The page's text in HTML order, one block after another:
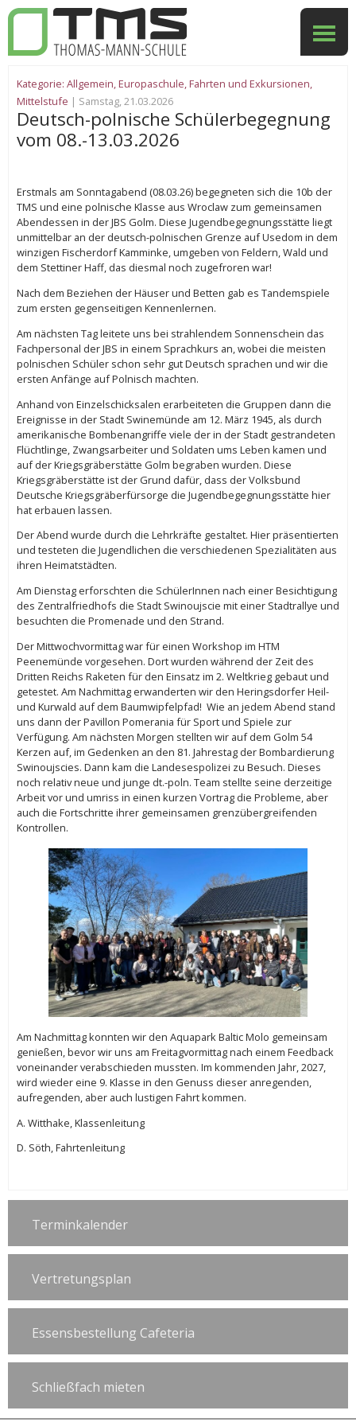
Kategorie: Allgemein,Europaschule,Fahrten und Exkursionen,
Mittelstufe | Samstag, 21.03.2026
Deutsch-polnische Schülerbegegnung
vom 08.-13.03.2026
Erstmals am Sonntagabend (08.03.26) begegneten sich die 10b der
TMS und eine polnische Klasse aus Wroclaw zum gemeinsamen
Abendessen in der JBS Golm. Diese Jugendbegegnungsstätte liegt
unmittelbar an der deutsch-polnischen Grenze auf Usedom in dem
winzigen Fischerdorf Kamminke, umgeben von Feldern, Wald und
dem Stettiner Haff, das diesmal noch zugefroren war!
Nach dem Beziehen der Häuser und Betten gab es Tandemspiele
zum ersten gegenseitigen Kennenlernen.
Am nächsten Tag leitete uns bei strahlendem Sonnenschein das
Fachpersonal der JBS in einem Sprachkurs an, wobei die meisten
polnischen Schüler schon sehr gut Deutsch sprachen und wir die
ersten Anfänge auf Polnisch machten.
Anhand von Einzelschicksalen erarbeiteten die Gruppen dann die
Ereignisse in der Stadt Swinemünde am 12. März 1945, als durch
amerikanische Bombenangriffe viele der in der Stadt gestrandeten
Flüchtlinge, Zwangsarbeiter und Soldaten ums Leben kamen und
auf der Kriegsgräberstätte Golm begraben wurden. Diese
Kriegsgräberstätte ist der Grund dafür, dass der Volksbund
Deutsche Kriegsgräberfürsorge die Jugendbegegnungsstätte hier
hat erbauen lassen.
Der Abend wurde durch die Lehrkräfte gestaltet. Hier präsentierten
und testeten die Jugendlichen die verschiedenen Spezialitäten aus
ihren Heimatstädten.
Am Dienstag erforschten die SchülerInnen nach einer Besichtigung
des Zentralfriedhofs die Stadt Swinoujscie mit einer Stadtrallye und
besuchten die Promenade und den Strand.
Der Mittwochvormittag war für einen Workshop im HTM
Peenemünde vorgesehen. Dort wurden während der Zeit des
Dritten Reichs Raketen für den Einsatz im 2. Weltkrieg gebaut und
getestet. Am Nachmittag erwanderten wir den Heringsdorfer Heil-
und Kurwald auf dem Baumwipfelpfad! Wie an jedem Abend stand
uns dann der Pavillon Pomerania für Sport und Spiele zur
Verfügung. Am nächsten Morgen stellten wir auf dem Golm 54
Kerzen auf, im Gedenken an den 81. Jahrestag der Bombardierung
Swinoujscies. Dann kam die Landesespolizei zu Besuch. Dieses
noch relativ neue und junge dt.-poln. Team stellte seine derzeitige
Arbeit vor und umriss in einen kurzen Vortrag die Probleme, aber
auch die Fortschritte ihrer gemeinsamen grenzübergreifenden
Kontrollen.
Am Nachmittag konnten wir den Aquapark Baltic Molo gemeinsam
genießen, bevor wir uns am Freitagvormittag nach einem Feedback
voneinander verabschieden mussten. Im kommenden Jahr, 2027,
wird wieder eine 9. Klasse in den Genuss dieser anregenden,
aufregenden, aber auch lustigen Fahrt kommen.
A. Witthake, Klassenleitung
D. Söth, Fahrtenleitung
Terminkalender
Vertretungsplan
Essensbestellung Cafeteria
Schließfach mieten